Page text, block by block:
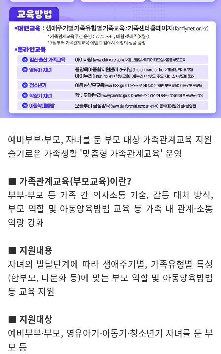
예비부부·부모, 자녀를 둔 부모 대상 가족관계교육 지원
슬기로운 가족생활 '맞춤형 가족관계교육' 운영
■ 가족관계교육(부모교육)이란?
부부·부모 등 가족 간 의사소통 기술, 갈등 대처 방식,
부모 역할 및 아동양육방법 교육 등 가족 내 관계·소통
역량 강화
■ 지원내용
자녀의 발달단계에 따라 생애주기별, 가족유형별 특성
(한부모, 다문화 등)에 맞는 부모 역할 및 아동양육방법
등 교육 지원
■ 지원대상
예비부부·부모, 영유아기·아동기·청소년기 자녀를 둔 부
모 등